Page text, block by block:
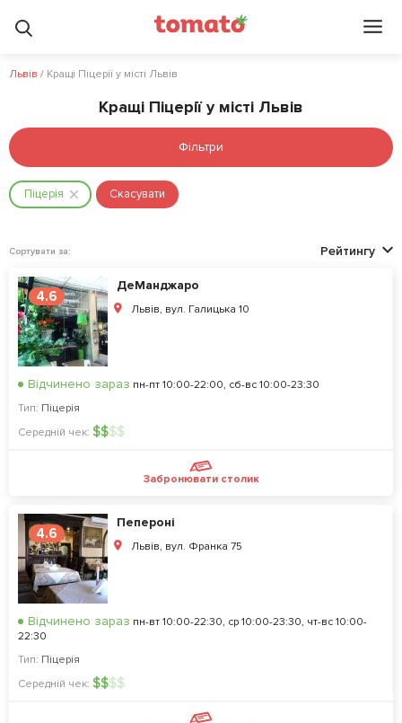
Львів / Кращі Піцерії у місті Львів
Кращі Піцерії у місті Львів
Фільтри
Піцерія Скасувати
Сортувати за: Рейтингу
4.6
ДеМанджаро
Львів, вул. Галицька 10
Відчинено зараз пн-пт 10:00-22:00, сб-вс 10:00-23:30
Тип: Піцерія
Середній чек: $$$$
Забронювати столик
4.6
Пепероні
Львів, вул. Франка 75
Відчинено зараз пн-вт 10:00-22:30, ср 10:00-23:30, чт-вс 10:00-
22:30
Тип: Піцерія
Середній чек: $$$$